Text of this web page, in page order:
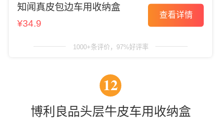
知闻真皮包边车用收纳盒
¥34.9
查看详情
1000+条评价，97%好评率
12
博利良品头层牛皮车用收纳盒